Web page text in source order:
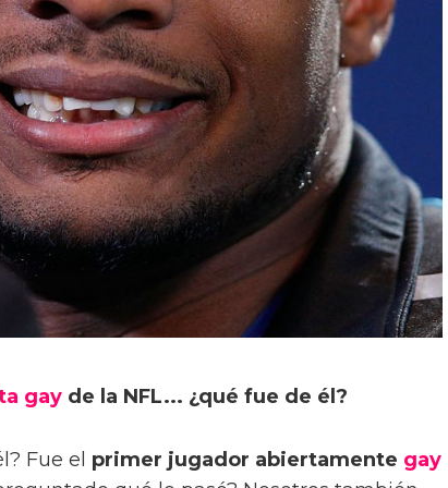
gay de la NFL... ¿qué fue de él?
Fue el primer jugador abiertamente gay